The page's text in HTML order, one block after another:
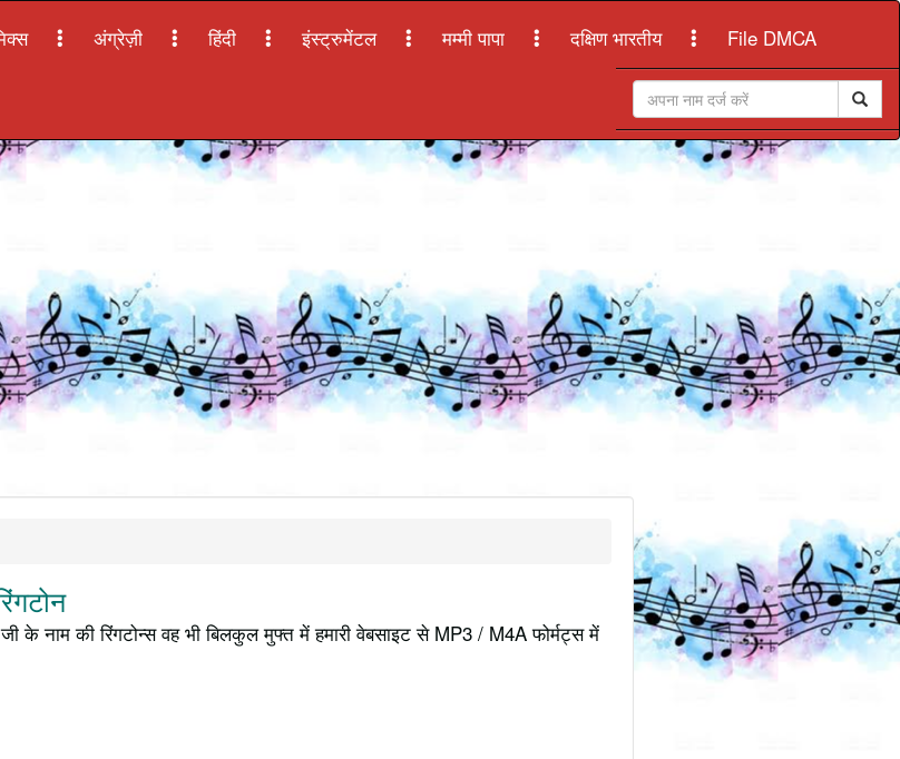
अंग्रेज़ी हिंदी इंस्ट्रुमेंटल मम्मी पापा दक्षिण भारतीय File DMCA
के नाम की रिंगटोन्स वह भी बिलकुल मुफ्त में हमारी वेबसाइट से MP3 / M4A फोर्मट्स में